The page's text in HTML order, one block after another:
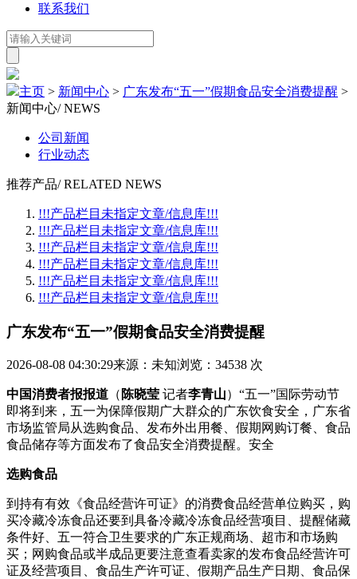
联系我们
主页 > 新闻中心 > 广东发布“五一”假期食品安全消费提醒 >
新闻中心/ NEWS
公司新闻
行业动态
推荐产品/ RELATED NEWS
!!!产品栏目未指定文章/信息库!!!
!!!产品栏目未指定文章/信息库!!!
!!!产品栏目未指定文章/信息库!!!
!!!产品栏目未指定文章/信息库!!!
!!!产品栏目未指定文章/信息库!!!
!!!产品栏目未指定文章/信息库!!!
广东发布“五一”假期食品安全消费提醒
2026-08-08 04:30:29来源：未知浏览：34538 次
中国消费者报报道 （ 陈晓莹 记者李青山）“五一”国际劳动节
即将到来，五一为保障假期广大群众的广东饮食安全，广东省
市场监管局从选购食品、发布外出用餐、假期网购订餐、食品
食品储存等方面发布了食品安全消费提醒。安全
选购食品
到持有有效《食品经营许可证》的消费食品经营单位购买，购
买冷藏冷冻食品还要到具备冷藏冷冻食品经营项目、提醒储藏
条件好、五一符合卫生要求的广东正规商场、超市和市场购
买；网购食品或半成品更要注意查看卖家的发布食品经营许可
证及经营项目、食品生产许可证、假期产品生产日期、食品保